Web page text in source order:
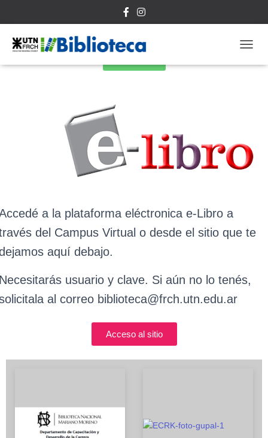
A
O
D
O
E
I
a la plataforma eléctronica e-Libro a
del Campus Virtual o desde el sitio que te
aquí debajo.
usuario y clave. Si aún no lo tenés,
al correo biblioteca@frch.utn.edu.ar
Acceso al sitio